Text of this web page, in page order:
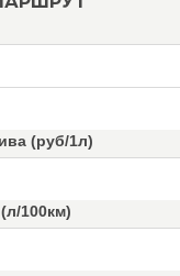
(руб/1л)
100км)